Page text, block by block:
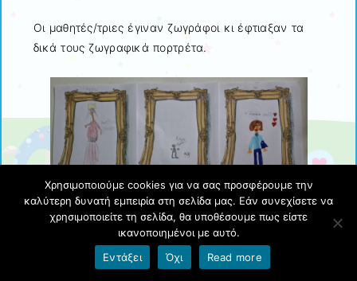
Οι μαθητές/τριες έγιναν ζωγράφοι κι έφτιαξαν τα
δικά τους ζωγραφικά πορτρέτα.
Με αφορμή το βιβλίο «Μα πού πήγαν όλοι;»,
αποφασίστηκε η συμμετοχή της Β’ τάξης του
Χρησιμοποιούμε cookies για να σας προσφέρουμε την
καλύτερη δυνατή εμπειρία στη σελίδα μας. Εάν συνεχίσετε να
χρησιμοποιείτε τη σελίδα, θα υποθέσουμε πως είστε
ικανοποιημένοι με αυτό.
Εντάξει
Όχι Read more